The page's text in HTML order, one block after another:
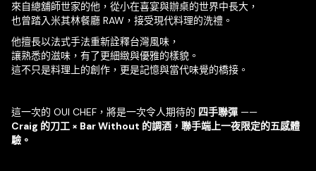
來自總舖師世家的他，從小在喜宴與辦桌的世界中長大，
也曾踏入米其林餐廳 RAW，接受現代料理的洗禮。
他擅長以法式手法重新詮釋台灣風味，
讓熟悉的滋味，有了更細緻與優雅的樣貌。
這不只是料理上的創作，更是記憶與當代味覺的橋接。
這一次的 OUI CHEF，將是一次令人期待的 四手聯彈 ——
Craig 的刀工 × Bar Without 的調酒，聯手端上一夜限定的五感體
驗。